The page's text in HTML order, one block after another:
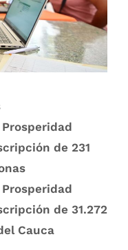
de 231
de 31.272
Cauca